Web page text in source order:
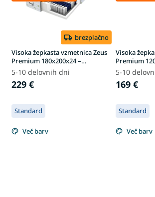
brezplačno
Visoka žepkasta vzmetnica Zeus
Premium 180x200x24 –
prevleka Aloe Vera
5-10 delovnih dni
229 €
Visoka
Premium
prevleka
5-10
169 €
Standard
Več barv
Standard
Več barv